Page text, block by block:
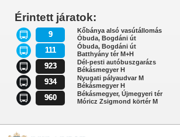
Érintett járatok:
9
Kőbánya alsó vasútállomás
Óbuda, Bogdáni út
111
Óbuda, Bogdáni út
Batthyány tér M+H
923
Dél-pesti autóbuszgarázs
Békásmegyer H
934
Nyugati pályaudvar M
Békásmegyer H
960
Békásmegyer, Újmegyeri tér
Móricz Zsigmond körtér M